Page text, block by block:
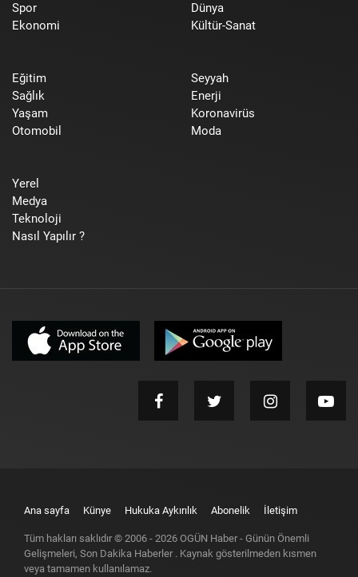
Spor
Ekonomi
Dünya
Kültür-Sanat
Eğitim
Sağlık
Yaşam
Otomobil
Seyyah
Enerji
Koronavirüs
Moda
Yerel
Medya
Teknoloji
Nasıl Yapılır ?
Ana sayfa Künye Hukuka Aykırılık Abonelik İletişim
Tüm hakları saklıdır © 2006 - 2026 OGÜN Haber - Günün Önemli
Gelişmeleri, Son Dakika Haberler . Kaynak gösterilmeden kısmen
veya tamamen kullanılamaz.